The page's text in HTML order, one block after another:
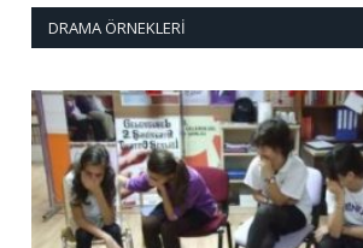
DRAMA ÖRNEKLERI